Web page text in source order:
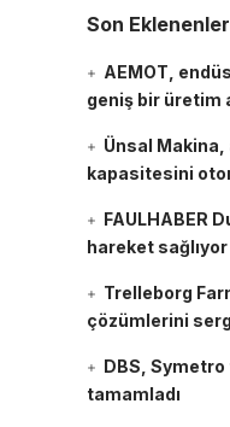
Son Eklenenler
AEMOT,
geniş bir üretim
Ünsal Makina,
kapasitesini
FAULHABER
hareket sağlıyor
Trelleborg
çözümlerini
DBS, Symetro
tamamladı